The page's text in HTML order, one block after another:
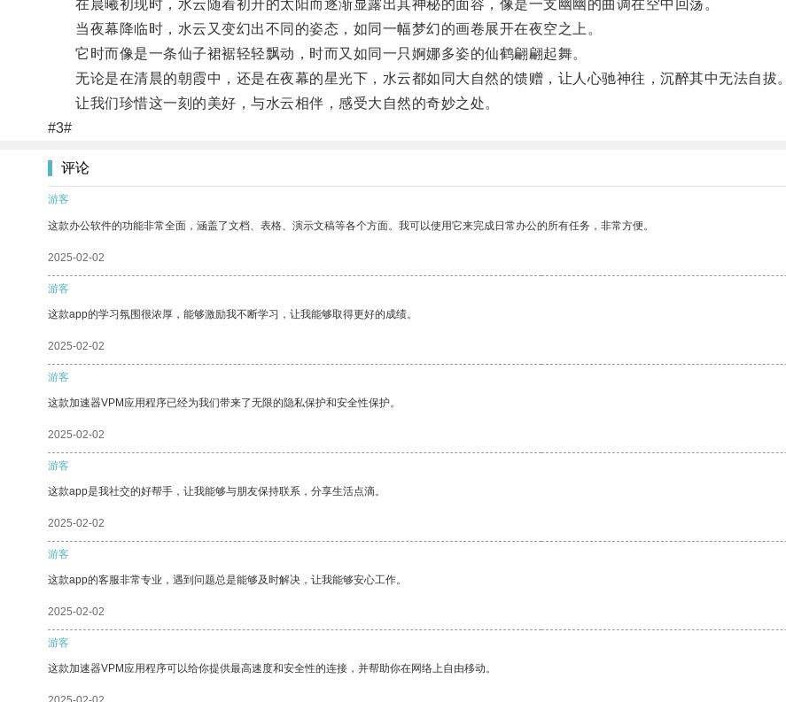
在晨曦初现时，水云随着初升的太阳而逐渐显露出其神秘的面容，像是一支幽幽的曲调在空中回荡。
当夜幕降临时，水云又变幻出不同的姿态，如同一幅梦幻的画卷展开在夜空之上。
它时而像是一条仙子裙裾轻轻飘动，时而又如同一只婀娜多姿的仙鹤翩翩起舞。
无论是在清晨的朝霞中，还是在夜幕的星光下，水云都如同大自然的馈赠，让人心驰神往，沉醉其中无法自拔。
让我们珍惜这一刻的美好，与水云相伴，感受大自然的奇妙之处。
#3#
评论
游客
这款办公软件的功能非常全面，涵盖了文档、表格、演示文稿等各个方面。我可以使用它来完成日常办公的所有任务，非常方便。
2025-02-02
游客
这款app的学习氛围很浓厚，能够激励我不断学习，让我能够取得更好的成绩。
2025-02-02
游客
这款加速器VPM应用程序已经为我们带来了无限的隐私保护和安全性保护。
2025-02-02
游客
这款app是我社交的好帮手，让我能够与朋友保持联系，分享生活点滴。
2025-02-02
游客
这款app的客服非常专业，遇到问题总是能够及时解决，让我能够安心工作。
2025-02-02
游客
这款加速器VPM应用程序可以给你提供最高速度和安全性的连接，并帮助你在网络上自由移动。